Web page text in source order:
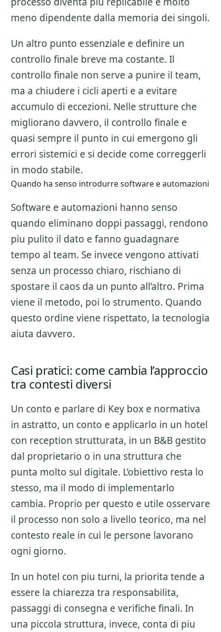
meno dipendente dalla memoria dei singoli.
Un altro punto essenziale e definire un
controllo finale breve ma costante. Il
controllo finale non serve a punire il team,
ma a chiudere i cicli aperti e a evitare
accumulo di eccezioni. Nelle strutture che
migliorano davvero, il controllo finale e
quasi sempre il punto in cui emergono gli
errori sistemici e si decide come correggerli
in modo stabile.
Quando ha senso introdurre software e automazioni
Software e automazioni hanno senso
quando eliminano doppi passaggi, rendono
piu pulito il dato e fanno guadagnare
tempo al team. Se invece vengono attivati
senza un processo chiaro, rischiano di
spostare il caos da un punto all’altro. Prima
viene il metodo, poi lo strumento. Quando
questo ordine viene rispettato, la tecnologia
aiuta davvero.
Casi pratici: come cambia l’approccio
tra contesti diversi
Un conto e parlare di Key box e normativa
in astratto, un conto e applicarlo in un hotel
con reception strutturata, in un B&B gestito
dal proprietario o in una struttura che
punta molto sul digitale. L’obiettivo resta lo
stesso, ma il modo di implementarlo
cambia. Proprio per questo e utile osservare
il processo non solo a livello teorico, ma nel
contesto reale in cui le persone lavorano
ogni giorno.
In un hotel con piu turni, la priorita tende a
essere la chiarezza tra responsabilita,
passaggi di consegna e verifiche finali. In
una piccola struttura, invece, conta di piu